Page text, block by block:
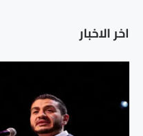
اخر الاخبار